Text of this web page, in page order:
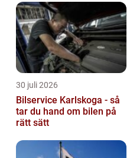
30 juli 2026
Bilservice Karlskoga - så
tar du hand om bilen på
rätt sätt